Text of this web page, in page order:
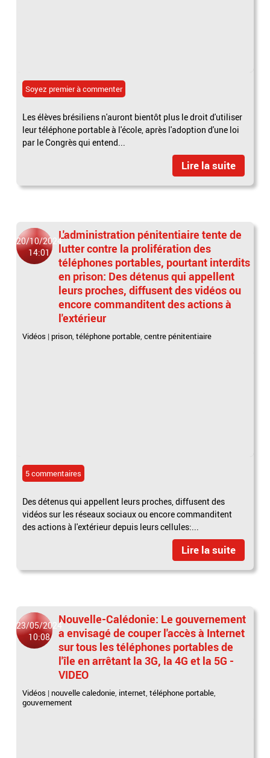
Soyez premier à commenter
Les élèves brésiliens n'auront bientôt plus le droit d'utiliser
leur téléphone portable à l'école, après l'adoption d'une loi
par le Congrès qui entend...
Lire la suite
20/10/2024
14:01
L'administration pénitentiaire tente de
lutter contre la prolifération des
téléphones portables, pourtant interdits
en prison: Des détenus qui appellent
leurs proches, diffusent des vidéos ou
encore commanditent des actions à
l'extérieur
Vidéos | prison,téléphone portable,centre pénitentiaire
5 commentaires
Des détenus qui appellent leurs proches, diffusent des
vidéos sur les réseaux sociaux ou encore commanditent
des actions à l'extérieur depuis leurs cellules:...
Lire la suite
23/05/2024
10:08
Nouvelle-Calédonie: Le gouvernement
a envisagé de couper l'accès à Internet
sur tous les téléphones portables de
l'île en arrêtant la 3G, la 4G et la 5G -
VIDEO
Vidéos | nouvelle caledonie, internet,téléphone portable,
gouvernement